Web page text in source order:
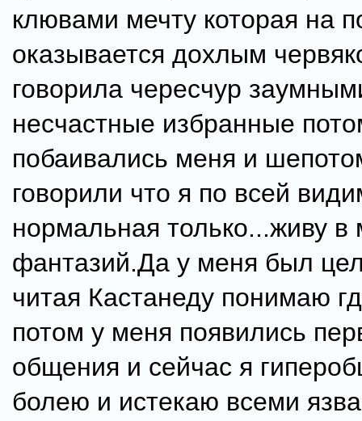
клювами мечту которая на
оказывается дохлым
говорила чересчур
несчастные избранные
побаивались меня и
говорили что я по всей
нормальная только...живу в
фантазий.Да у меня был
читая Кастанеду понимаю
потом у меня появились
общения и сейчас я
болею и истекаю всеми